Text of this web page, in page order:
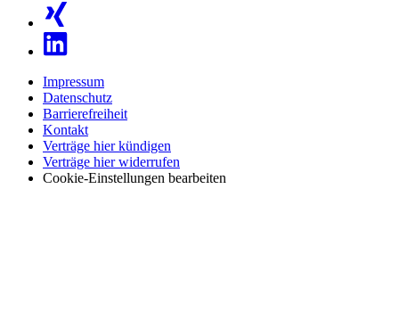
Impressum
Datenschutz
Barrierefreiheit
Kontakt
Verträge hier kündigen
Verträge hier widerrufen
Cookie-Einstellungen bearbeiten